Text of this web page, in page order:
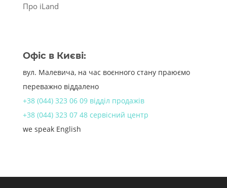
Про iLand
Офіс в Києві:
вул. Малевича, на час воєнного стану праюємо
переважно віддалено
+38 (044) 323 06 09 відділ продажів
+38 (044) 323 07 48 сервісний центр
we speak English